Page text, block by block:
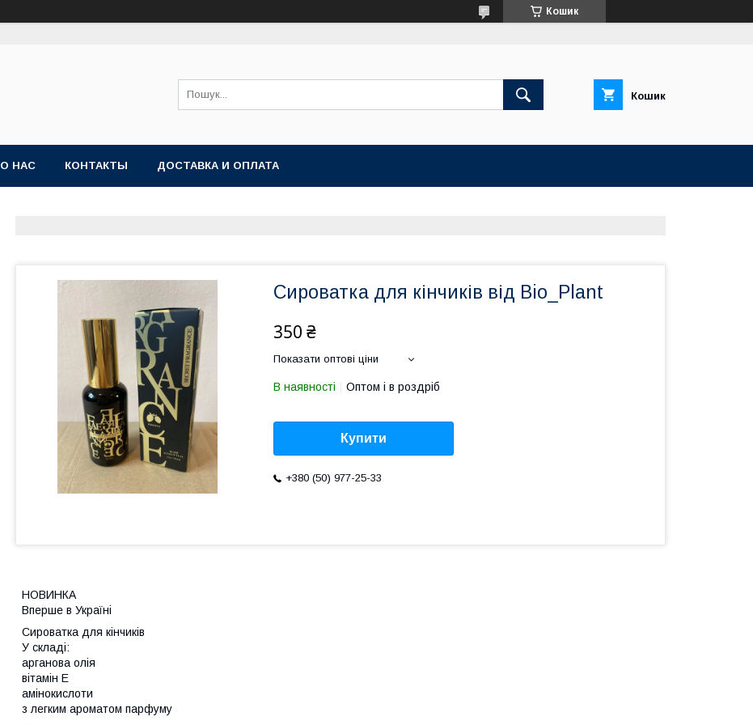
Кошик
Кошик
О НАС КОНТАКТЫ ДОСТАВКА И ОПЛАТА
Сироватка для кінчиків від Bio_Plant
350 ₴
Показати оптові ціни
В наявності Оптом і в роздріб
Купити
+380 (50) 977-25-33
НОВИНКА
Вперше в Україні
Сироватка для кінчиків
У складі:
арганова олія
вітамін Е
амінокислоти
з легким ароматом парфуму